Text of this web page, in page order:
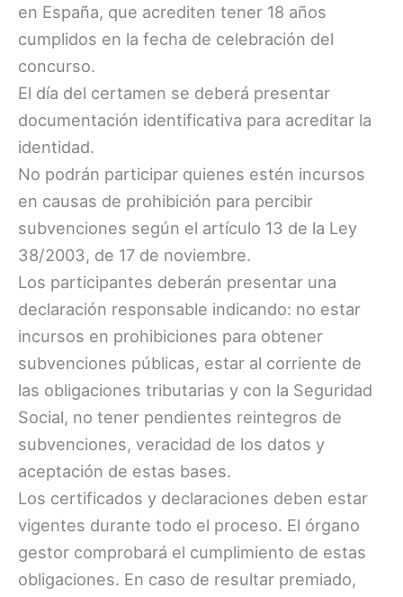
en España, que acrediten tener 18 años
cumplidos en la fecha de celebración del
concurso.
El día del certamen se deberá presentar
documentación identificativa para acreditar la
identidad.
No podrán participar quienes estén incursos
en causas de prohibición para percibir
subvenciones según el artículo 13 de la Ley
38/2003, de 17 de noviembre.
Los participantes deberán presentar una
declaración responsable indicando: no estar
incursos en prohibiciones para obtener
subvenciones públicas, estar al corriente de
las obligaciones tributarias y con la Seguridad
Social, no tener pendientes reintegros de
subvenciones, veracidad de los datos y
aceptación de estas bases.
Los certificados y declaraciones deben estar
vigentes durante todo el proceso. El órgano
gestor comprobará el cumplimiento de estas
obligaciones. En caso de resultar premiado,